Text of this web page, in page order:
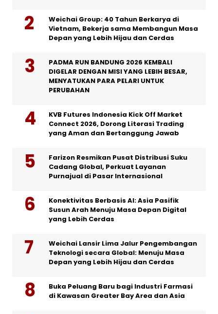
Weichai Group: 40 Tahun Berkarya di
Vietnam, Bekerja sama Membangun Masa
Depan yang Lebih Hijau dan Cerdas
PADMA RUN BANDUNG 2026 KEMBALI
DIGELAR DENGAN MISI YANG LEBIH BESAR,
MENYATUKAN PARA PELARI UNTUK
PERUBAHAN
KVB Futures Indonesia Kick Off Market
Connect 2026, Dorong Literasi Trading
yang Aman dan Bertanggung Jawab
Farizon Resmikan Pusat Distribusi Suku
Cadang Global, Perkuat Layanan
Purnajual di Pasar Internasional
Konektivitas Berbasis AI: Asia Pasifik
Susun Arah Menuju Masa Depan Digital
yang Lebih Cerdas
Weichai Lansir Lima Jalur Pengembangan
Teknologi secara Global: Menuju Masa
Depan yang Lebih Hijau dan Cerdas
Buka Peluang Baru bagi Industri Farmasi
di Kawasan Greater Bay Area dan Asia